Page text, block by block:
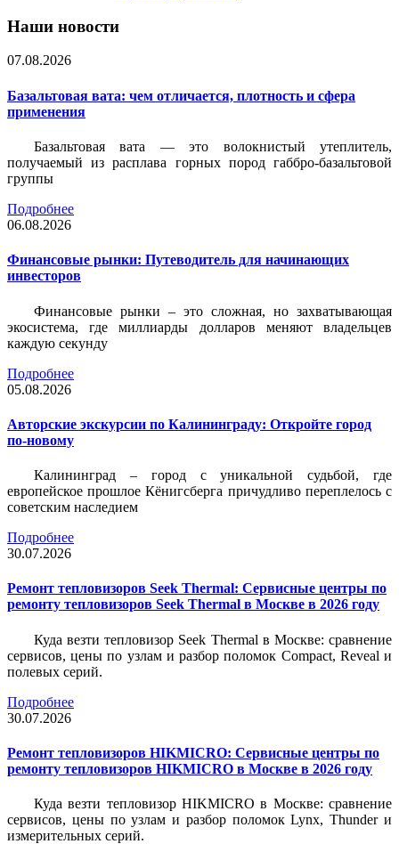
Наши новости
07.08.2026
Базальтовая вата: чем отличается, плотность и сфера
применения
Базальтовая вата — это волокнистый утеплитель,
получаемый из расплава горных пород габбро-базальтовой
группы
Подробнее
06.08.2026
Финансовые рынки: Путеводитель для начинающих
инвесторов
Финансовые рынки – это сложная, но захватывающая
экосистема, где миллиарды долларов меняют владельцев
каждую секунду
Подробнее
05.08.2026
Авторские экскурсии по Калининграду: Откройте город
по-новому
Калининград – город с уникальной судьбой, где
европейское прошлое Кёнигсберга причудливо переплелось с
советским наследием
Подробнее
30.07.2026
Ремонт тепловизоров Seek Thermal: Сервисные центры по
ремонту тепловизоров Seek Thermal в Москве в 2026 году
Куда везти тепловизор Seek Thermal в Москве: сравнение
сервисов, цены по узлам и разбор поломок Compact, Reveal и
полевых серий.
Подробнее
30.07.2026
Ремонт тепловизоров HIKMICRO: Сервисные центры по
ремонту тепловизоров HIKMICRO в Москве в 2026 году
Куда везти тепловизор HIKMICRO в Москве: сравнение
сервисов, цены по узлам и разбор поломок Lynx, Thunder и
измерительных серий.